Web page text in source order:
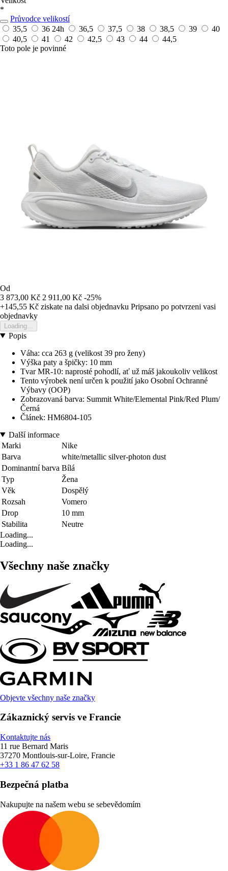
*
Průvodce velikostí
35,5
36 24h 36,5 37,5 38 38,5 39
40
40,5
41 42 42,5 43 44
44,5
Toto pole je povinné
Od
3 873,00 Kč 2 911,00 Kč -25%
+145,55 Kč ziskate na dalsi objednavku Pripsano po potvrzeni vasi
objednavky
Loading...
Popis
Váha: cca 263 g (velikost 39 pro ženy)
Výška paty a špičky: 10 mm
Tvar MR-10: naprosté pohodlí, ať už máš jakoukoliv velikost
Tento výrobek není určen k použití jako Osobní Ochranné
Výbavy (OOP)
Zobrazovaná barva: Summit White/Elemental Pink/Red Plum/
Černá
Článek: HM6804-105
Další informace
Marki
Nike
Barva
white/metallic silver-photon dust
Dominantní barva Bílá
Typ
Žena
Věk
Dospělý
Rozsah
Vomero
Drop
10 mm
Stabilita
Neutre
Loading...
Loading...
Všechny naše značky
Objevte všechny naše značky
Zákaznický servis ve Francie
Kontaktujte nás
11 rue Bernard Maris
37270 Montlouis-sur-Loire, Francie
+33 1 86 47 62 58
Bezpečná platba
Nakupujte na našem webu se sebevědomím